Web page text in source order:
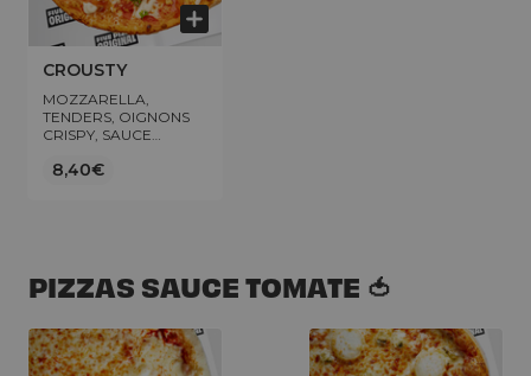
CROUSTY
MOZZARELLA,
TENDERS, OIGNONS
CRISPY, SAUCE
FLOCON DE PERSIL
8,40€
PIZZAS SAUCE TOMATE 🍅